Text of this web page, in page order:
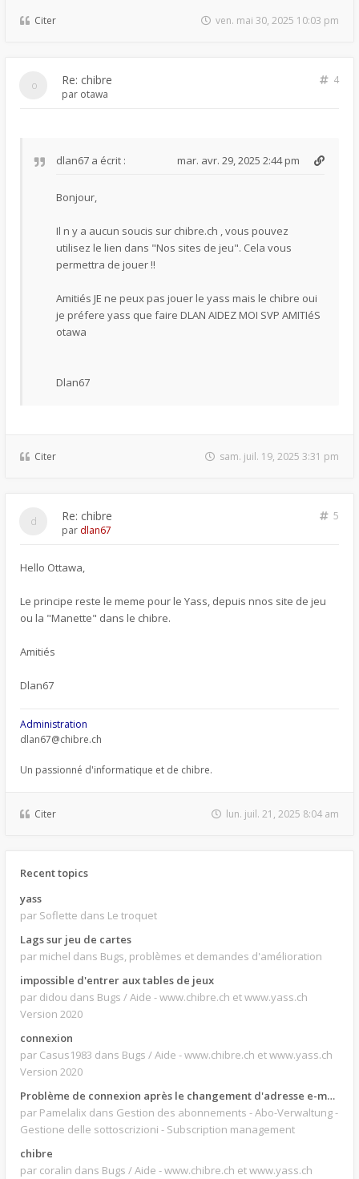
Citer ven. mai 30, 2025 10:03 pm
Re: chibre
4
par otawa
dlan67 a écrit : mar. avr. 29, 2025 2:44 pm
Bonjour,
Il n y a aucun soucis sur chibre.ch , vous pouvez
utilisez le lien dans "Nos sites de jeu". Cela vous
permettra de jouer !!
Amitiés JE ne peux pas jouer le yass mais le chibre oui
je préfere yass que faire DLAN AIDEZ MOI SVP AMITIéS
otawa
Dlan67
Citer sam. juil. 19, 2025 3:31 pm
Re: chibre
5
par dlan67
Hello Ottawa,
Le principe reste le meme pour le Yass, depuis nnos site de jeu
ou la "Manette" dans le chibre.
Amitiés
Dlan67
Administration
dlan67@chibre.ch
Un passionné d'informatique et de chibre.
Citer lun. juil. 21, 2025 8:04 am
Recent topics
yass
par Soflette dans Le troquet
Lags sur jeu de cartes
par michel dans Bugs, problèmes et demandes d'amélioration
impossible d'entrer aux tables de jeux
par didou dans Bugs / Aide - www.chibre.ch et www.yass.ch
Version 2020
connexion
par Casus1983 dans Bugs / Aide - www.chibre.ch et www.yass.ch
Version 2020
Problème de connexion après le changement d'adresse e-mail.
par Pamelalix dans Gestion des abonnements - Abo-Verwaltung -
Gestione delle sottoscrizioni - Subscription management
chibre
par coralin dans Bugs / Aide - www.chibre.ch et www.yass.ch